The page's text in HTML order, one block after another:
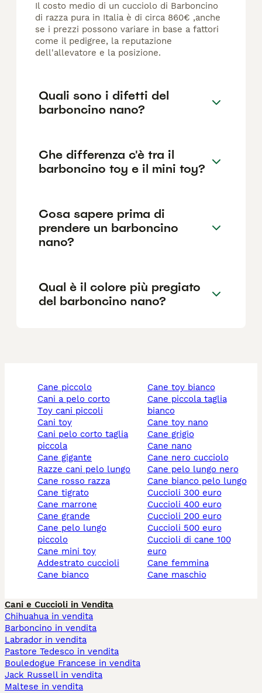
Il costo medio di un cucciolo di Barboncino
di razza pura in Italia è di circa 860€ ,anche
se i prezzi possono variare in base a fattori
come il pedigree, la reputazione
dell'allevatore e la posizione.
Quali sono i difetti del
barboncino nano?
Che differenza c'è tra il
barboncino toy e il mini toy?
Cosa sapere prima di
prendere un barboncino
nano?
Qual è il colore più pregiato
del barboncino nano?
cane piccolo
cani a pelo corto
toy cani piccoli
cani toy
cani pelo corto taglia
piccola
cane gigante
razze cani pelo lungo
cane rosso razza
cane tigrato
cane marrone
cane grande
cane pelo lungo
piccolo
cane mini toy
addestrato cuccioli
cane bianco
cane toy bianco
cane piccola taglia
bianco
cane toy nano
cane grigio
cane nano
cane nero cucciolo
cane pelo lungo nero
cane bianco pelo lungo
cuccioli 300 euro
cuccioli 400 euro
cuccioli 200 euro
cuccioli 500 euro
cuccioli di cane 100
euro
cane femmina
cane maschio
Cani e Cuccioli in Vendita
Chihuahua in vendita
Barboncino in vendita
Labrador in vendita
Pastore Tedesco in vendita
Bouledogue Francese in vendita
Jack Russell in vendita
Maltese in vendita